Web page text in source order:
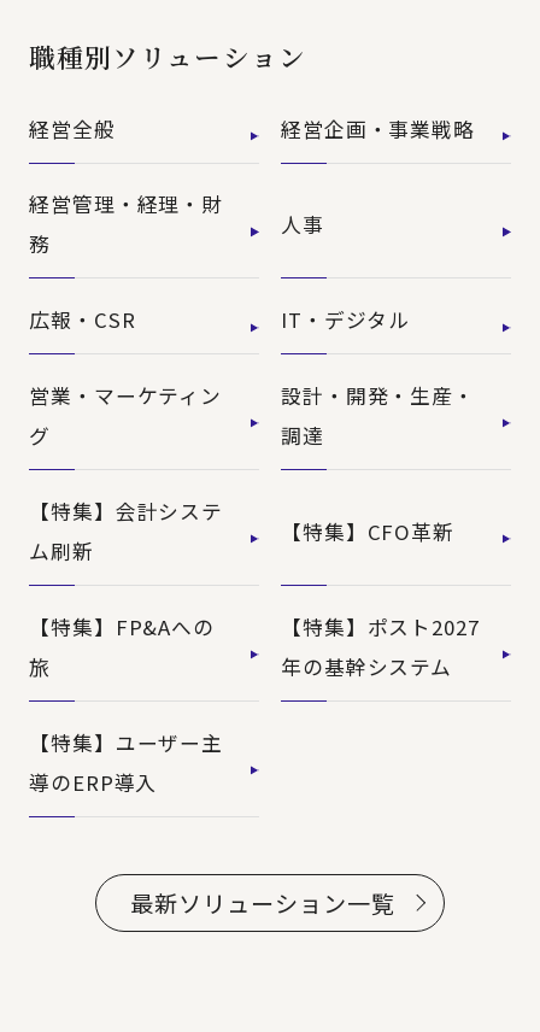
職種別ソリューション
経営全般 経営企画・事業戦略
経営管理・経理・財
務
人事
広報・CSR IT・デジタル
営業・マーケティン
グ
設計・開発・生産・
調達
【特集】会計システ
ム刷新
【特集】CFO革新
【特集】FP&Aへの
旅
【特集】ポスト2027
年の基幹システム
【特集】ユーザー主
導のERP導入
最新ソリューション一覧